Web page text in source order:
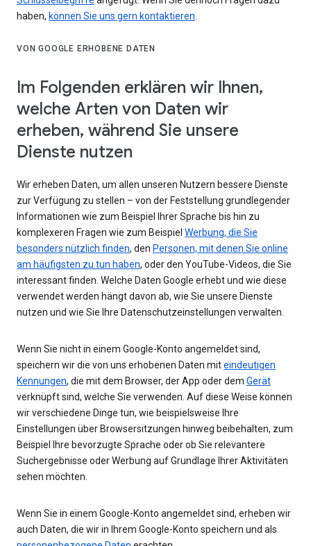
haben, können Sie uns gern kontaktieren.
VON GOOGLE ERHOBENE DATEN
Im Folgenden erklären wir Ihnen,
welche Arten von Daten wir
erheben, während Sie unsere
Dienste nutzen
Wir erheben Daten, um allen unseren Nutzern bessere Dienste
zur Verfügung zu stellen – von der Feststellung grundlegender
Informationen wie zum Beispiel Ihrer Sprache bis hin zu
komplexeren Fragen wie zum Beispiel Werbung, die Sie
besonders nützlich finden, den Personen, mit denen Sie online
am häufigsten zu tun haben, oder den YouTube-Videos, die Sie
interessant finden. Welche Daten Google erhebt und wie diese
verwendet werden hängt davon ab, wie Sie unsere Dienste
nutzen und wie Sie Ihre Datenschutzeinstellungen verwalten.
Wenn Sie nicht in einem Google-Konto angemeldet sind,
speichern wir die von uns erhobenen Daten miteindeutigen
Kennungen, die mit dem Browser, der App oder dem Gerät
verknüpft sind, welche Sie verwenden. Auf diese Weise können
wir verschiedene Dinge tun, wie beispielsweise Ihre
Einstellungen über Browsersitzungen hinweg beibehalten, zum
Beispiel Ihre bevorzugte Sprache oder ob Sie relevantere
Suchergebnisse oder Werbung auf Grundlage Ihrer Aktivitäten
sehen möchten.
Wenn Sie in einem Google-Konto angemeldet sind, erheben wir
auch Daten, die wir in Ihrem Google-Konto speichern und als